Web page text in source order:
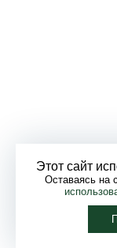
Этот сайт
Оставаясь на